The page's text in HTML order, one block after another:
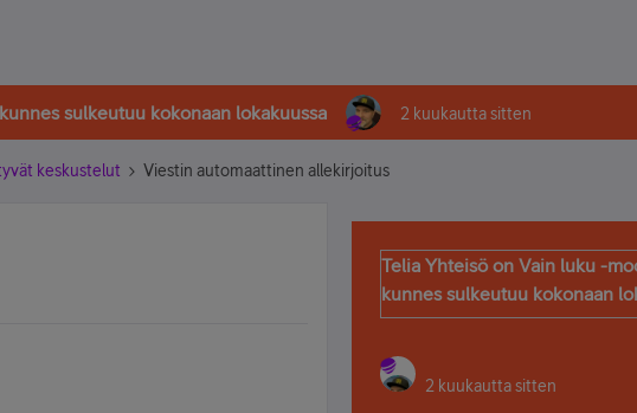
sulkeutuu kokonaan lokakuussa 2 kuukautta sitten
keskustelut Viestin automaattinen allekirjoitus
Telia Yhteisö on Vain luku -
kunnes sulkeutuu kokonaan
2 kuukautta sitten